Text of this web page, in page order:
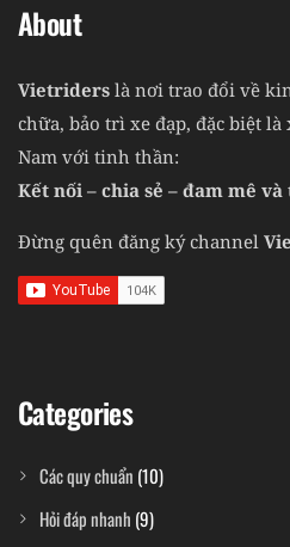
About
Vietriders là nơi trao đổi về
chữa, bảo trì xe đạp, đặc biệt
Nam với tinh thần:
Kết nối – chia sẻ – đam mê
Đừng quên đăng ký channel
Categories
Các quy chuẩn (10)
Hỏi đáp nhanh (9)